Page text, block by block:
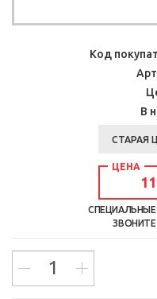
Код
В
СТАРАЯ
ЦЕНА
ЗВОНИТЕ